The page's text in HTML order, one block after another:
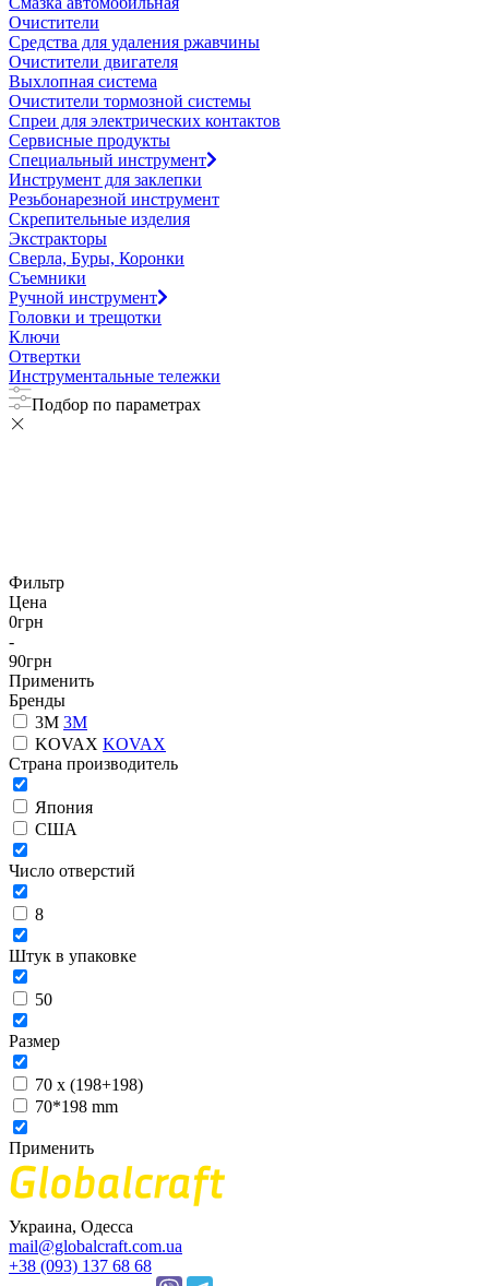
Очистители
Средства для удаления ржавчины
Очистители двигателя
Выхлопная система
Очистители тормозной системы
Спреи для электрических контактов
Сервисные продукты
Специальный инструмент
Инструмент для заклепки
Резьбонарезной инструмент
Скрепительные изделия
Экстракторы
Сверла, Буры, Коронки
Съемники
Ручной инструмент
Головки и трещотки
Ключи
Отвертки
Инструментальные тележки
Подбор по параметрах
Фильтр
Цена
0грн
-
90грн
Применить
Бренды
3М 3М
KOVAX KOVAX
Страна производитель
Япония
США
Число отверстий
8
Штук в упаковке
50
Размер
70 х (198+198)
70*198 mm
Применить
Украина, Одесса
mail@globalcraft.com.ua
+38 (093) 137 68 68